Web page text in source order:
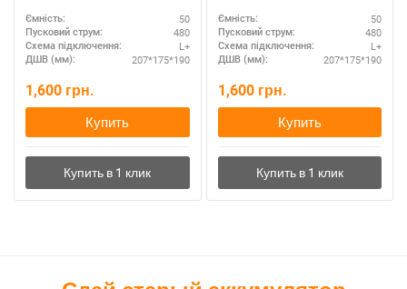
Ємність: 50
Пусковий струм: 480
Схема підключення: L+
ДШВ (мм): 207*175*190
1,600 грн.
Купить
Ємність: 50
Пусковий струм: 480
Схема підключення: L+
ДШВ (мм): 207*175*190
1,600 грн.
Купить